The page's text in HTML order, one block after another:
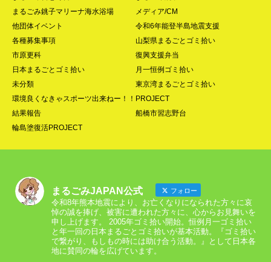
まるごみ銚子マリーナ海水浴場
メディア/CM
他団体イベント
令和6年能登半島地震支援
各種募集事項
山梨県まるごとゴミ拾い
市原更科
復興支援弁当
日本まるごとゴミ拾い
月一恒例ゴミ拾い
未分類
東京湾まるごとゴミ拾い
環境良くなきゃスポーツ出来ねー！！PROJECT
結果報告
船橋市習志野台
輪島塗復活PROJECT
まるごみJAPAN公式 フォロー
令和8年熊本地震により、お亡くなりになられた方々に哀
悼の誠を捧げ、被害に遭われた方々に、心からお見舞いを
申し上げます。 2005年ゴミ拾い開始。恒例月一ゴミ拾い
と年一回の日本まるごとゴミ拾いが基本活動。『ゴミ拾い
で繋がり、もしもの時には助け合う活動。』として日本各
地に賛同の輪を広げています。